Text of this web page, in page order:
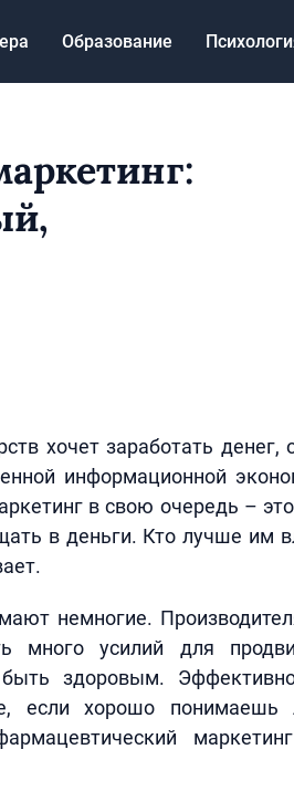
Образование
хочет заработать денег,
информационной
в свою очередь –
в деньги. Кто лучше им
немногие.
много усилий для
здоровым. Эффективно
если хорошо